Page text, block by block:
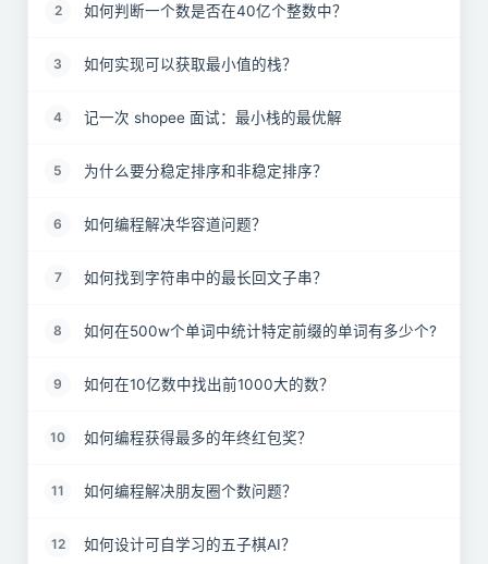
2 如何判断一个数是否在40亿个整数中？
3 如何实现可以获取最小值的栈？
4 记一次 shopee 面试：最小栈的最优解
5 为什么要分稳定排序和非稳定排序？
6 如何编程解决华容道问题？
7 如何找到字符串中的最长回文子串？
8 如何在500w个单词中统计特定前缀的单词有多少个?
9 如何在10亿数中找出前1000大的数？
10 如何编程获得最多的年终红包奖？
11 如何编程解决朋友圈个数问题？
12 如何设计可自学习的五子棋AI？